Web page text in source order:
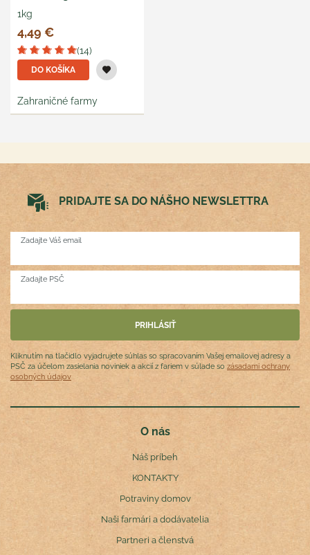
1kg
4,49 €
(14)
DO KOŠÍKA
Zahraničné farmy
PRIDAJTE SA DO NÁŠHO NEWSLETTRA
Zadajte Váš email
Zadajte PSČ
Kliknutím na tlačidlo vyjadrujete súhlas so spracovaním Vašej emailovej adresy a
PSČ za účelom zasielania noviniek a akcií z fariem v súlade so zásadami ochrany
osobných údajov
O nás
Náš príbeh
KONTAKTY
Potraviny domov
Naši farmári a dodávatelia
Partneri a členstvá